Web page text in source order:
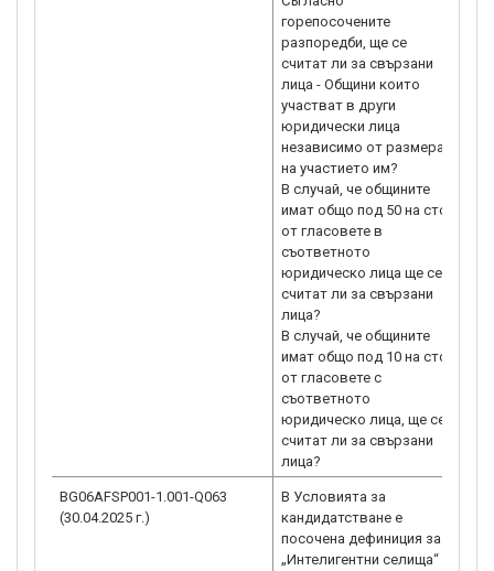
горепосочените
разпоредби, ще се
считат ли за свързани
лица - Общини които
участват в други
юридически лица
независимо от размера
на участието им?
В случай, че общините
имат общо под 50 на сто
от гласовете в
съответното
юридическо лица ще се
считат ли за свързани
лица?
В случай, че общините
имат общо под 10 на сто
от гласовете с
съответното
юридическо лица, ще се
считат ли за свързани
BG06AFSP001-1.001-Q063
(30.04.2025 г.)
В Условията за
кандидатстване е
посочена дефиниция за
„Интелигентни селища“